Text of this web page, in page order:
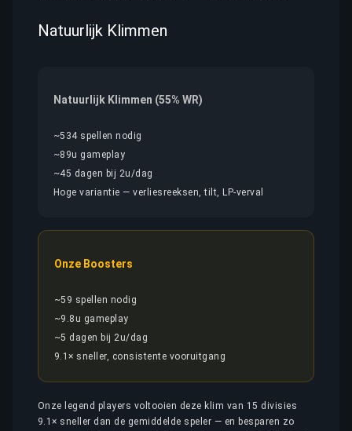
Natuurlijk Klimmen
Natuurlijk Klimmen (55% WR)
~534 spellen nodig
~89u gameplay
~45 dagen bij 2u/dag
Hoge variantie — verliesreeksen, tilt, LP-verval
Onze Boosters
~59 spellen nodig
~9.8u gameplay
~5 dagen bij 2u/dag
9.1× sneller, consistente vooruitgang
Onze legend players voltooien deze klim van 15 divisies
9.1× sneller dan de gemiddelde speler — en besparen zo